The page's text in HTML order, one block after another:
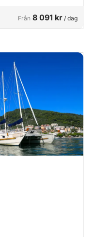
Från 8 091 kr / dag